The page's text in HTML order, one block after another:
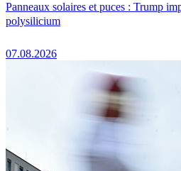
Panneaux solaires et puces : Trump
polysilicium
07.08.2026